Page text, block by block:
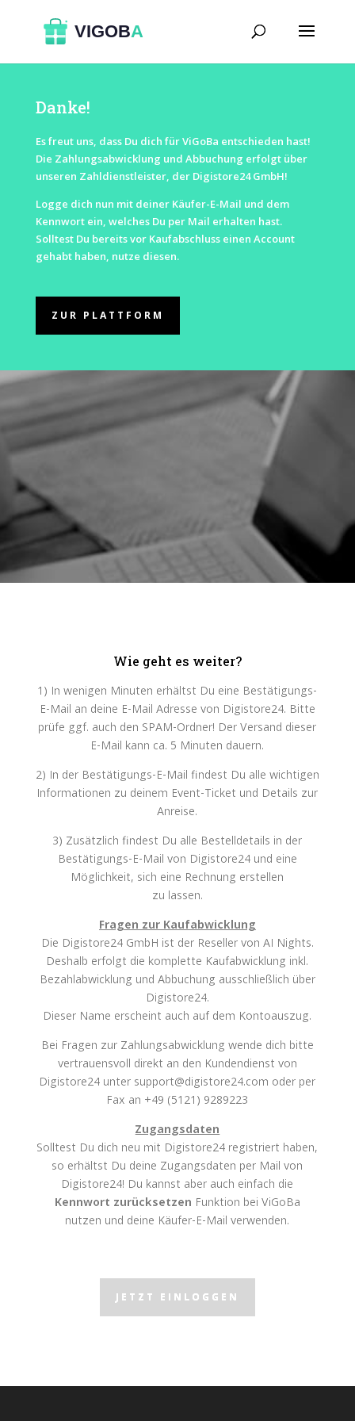
Danke!
Es freut uns, dass Du dich für ViGoBa entschieden hast!
Die Zahlungsabwicklung und Abbuchung erfolgt über
unseren Zahldienstleister, der Digistore24 GmbH!
Logge dich nun mit deiner Käufer-E-Mail und dem
Kennwort ein, welches Du per Mail erhalten hast.
Solltest Du bereits vor Kaufabschluss einen Account
gehabt haben, nutze diesen.
ZUR PLATTFORM
Wie geht es weiter?
1) In wenigen Minuten erhältst Du eine Bestätigungs-
E-Mail an deine E-Mail Adresse von Digistore24. Bitte
prüfe ggf. auch den SPAM-Ordner! Der Versand dieser
E-Mail kann ca. 5 Minuten dauern.
2) In der Bestätigungs-E-Mail findest Du alle wichtigen
Informationen zu deinem Event-Ticket und Details zur
Anreise.
3) Zusätzlich findest Du alle Bestelldetails in der
Bestätigungs-E-Mail von Digistore24 und eine
Möglichkeit, sich eine Rechnung erstellen
zu lassen.
Fragen zur Kaufabwicklung
Die Digistore24 GmbH ist der Reseller von AI Nights.
Deshalb erfolgt die komplette Kaufabwicklung inkl.
Bezahlabwicklung und Abbuchung ausschließlich über
Digistore24.
Dieser Name erscheint auch auf dem Kontoauszug.
Bei Fragen zur Zahlungsabwicklung wende dich bitte
vertrauensvoll direkt an den Kundendienst von
Digistore24 unter support@digistore24.com oder per
Fax an +49 (5121) 9289223
Zugangsdaten
Solltest Du dich neu mit Digistore24 registriert haben,
so erhältst Du deine Zugangsdaten per Mail von
Digistore24! Du kannst aber auch einfach die
Kennwort zurücksetzen Funktion bei ViGoBa
nutzen und deine Käufer-E-Mail verwenden.
JETZT EINLOGGEN